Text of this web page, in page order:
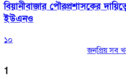
বিয়ানীবাজার পৌরপ্রশাসকের
ইউএনও
১০
জনপ্রিয় সব
1